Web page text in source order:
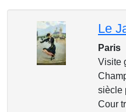
Paris
Visite
siècle
Cour